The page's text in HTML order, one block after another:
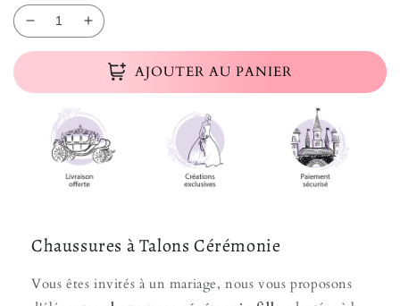
Réduire la quantité de Chaussure Cérémonie Fille
Augmenter la quantité de Chaussure
AJOUTER AU PANIER
Chaussures à Talons Cérémonie
Vous êtes invités à un mariage, nous vous proposons